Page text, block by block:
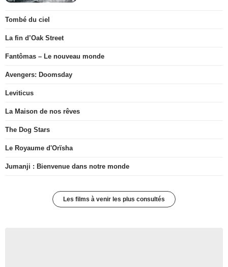
Tombé du ciel
La fin d’Oak Street
Fantômas – Le nouveau monde
Avengers: Doomsday
Leviticus
La Maison de nos rêves
The Dog Stars
Le Royaume d'Orïsha
Jumanji : Bienvenue dans notre monde
Les films à venir les plus consultés